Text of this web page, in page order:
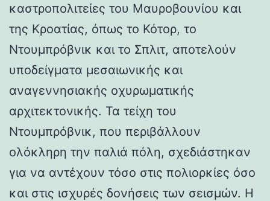
καστροπολιτείες του Μαυροβουνίου και
της Κροατίας, όπως το Κότορ, το
Ντουμπρόβνικ και το Σπλιτ, αποτελούν
υποδείγματα μεσαιωνικής και
αναγεννησιακής οχυρωματικής
αρχιτεκτονικής. Τα τείχη του
Ντουμπρόβνικ, που περιβάλλουν
ολόκληρη την παλιά πόλη, σχεδιάστηκαν
για να αντέχουν τόσο στις πολιορκίες όσο
και στις ισχυρές δονήσεις των σεισμών. Η